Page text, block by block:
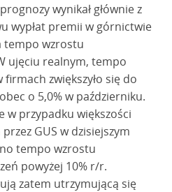
wynikał głównie z
wypłat premii w górnictwie
tempo wzrostu
ujęciu realnym, tempo
zwiększyło się do
o 5,0% w październiku.
w przypadku większości
GUS w dzisiejszym
tempo wzrostu
powyżej 10% r/r.
zatem utrzymującą się